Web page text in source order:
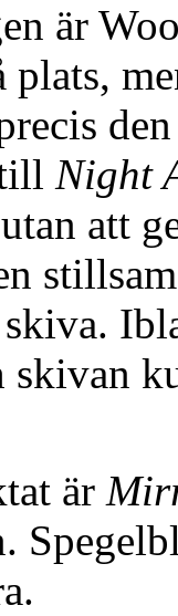
är
Night
att
är